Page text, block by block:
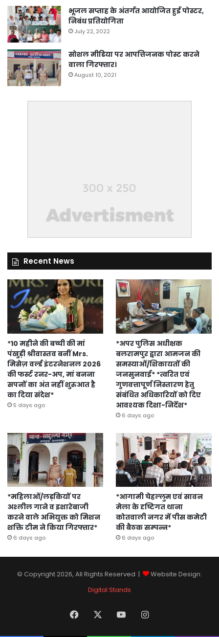
भूजल सप्ताह के अंतर्गत आयोजित हुई पोस्टर,
निबंध प्रतियोगिता
July 22, 2022
सोशल मीडिया पर आपत्तिजनक पोस्ट करने
वाला गिरफ्तार।
August 10, 2021
Recent News
*10 महीने की बच्ची की मां
पंखुड़ी श्रीवास्तव बनीं Mrs.
मिसेज़ वर्ल्ड इंटरनेशनल 2026
की फर्स्ट रनर-अप, मां बनना
सपनों का अंत नहीं शुरुआत है
का दिया संदेश*
5 days ago
*अपर पुलिस अधीक्षक
बलरामपुर द्वारा आमजन की
समस्याओं/शिकायतों की
जनसुनवाई* *त्वरित एवं
गुणवत्तापूर्ण निस्तारण हेतु
संबंधित अधिकारियों को दिए
आवश्यक दिशा-निर्देश*
6 days ago
*महिलाओं/लड़कियों पर
अश्लील गाने व इशारेबाजी
करने वाले अभियुक्त को मिशन
शक्ति टीम ने किया गिरफ्तार*
6 days ago
*आगामी चेहल्लुम एवं सावन
मेला के दृष्टिगत थाना
कोतवाली नगर में पीस कमेटी
की बैठक सम्पन्न*
6 days ago
© Copyright 2026, All Rights Reserved |
Website Design:
Digital Stands
Facebook YouTubeInstagram